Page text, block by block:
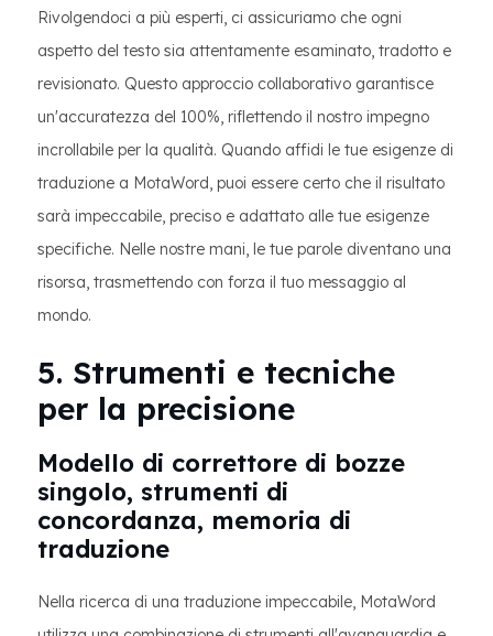
Rivolgendoci a più esperti, ci assicuriamo che ogni
aspetto del testo sia attentamente esaminato, tradotto e
revisionato. Questo approccio collaborativo garantisce
un'accuratezza del 100%, riflettendo il nostro impegno
incrollabile per la qualità. Quando affidi le tue esigenze di
traduzione a MotaWord, puoi essere certo che il risultato
sarà impeccabile, preciso e adattato alle tue esigenze
specifiche. Nelle nostre mani, le tue parole diventano una
risorsa, trasmettendo con forza il tuo messaggio al
mondo.
5. Strumenti e tecniche
per la precisione
Modello di correttore di bozze
singolo, strumenti di
concordanza, memoria di
traduzione
Nella ricerca di una traduzione impeccabile, MotaWord